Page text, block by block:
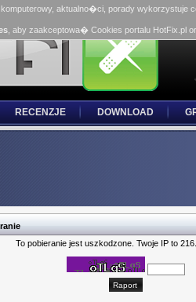
aktualno�ci, porady wykorzystuje
, aby zaakceptowa� Cookies portalu HotFix.pl
RECENZJE DOWNLOAD
To pobieranie jest uszkodzone. Twoje IP to